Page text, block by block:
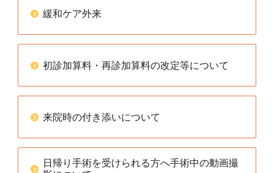
緩和ケア外来
初診加算料・再診加算料の改定等について
来院時の付き添いについて
日帰り手術を受けられる方へ手術中の動画撮